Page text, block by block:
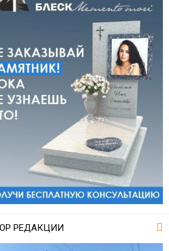
РЕДАКЦИИ